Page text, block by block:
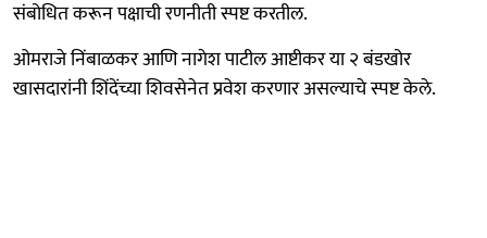
संबोधित करून पक्षाची रणनीती स्पष्ट करतील.
ओमराजे निंबाळकर आणि नागेश पाटील आष्टीकर या २ बंडखोर
खासदारांनी शिंदेंच्या शिवसेनेत प्रवेश करणार असल्याचे स्पष्ट केले.